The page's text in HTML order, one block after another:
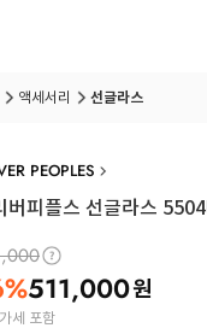
액세서리 선글라스
PEOPLES
버피플스 선글라스
%511,000원
세 포함